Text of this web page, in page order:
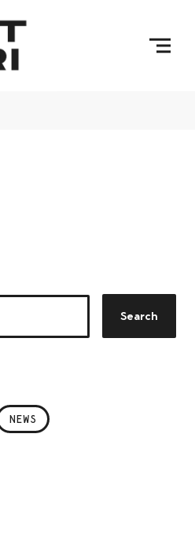
Search
NEWS